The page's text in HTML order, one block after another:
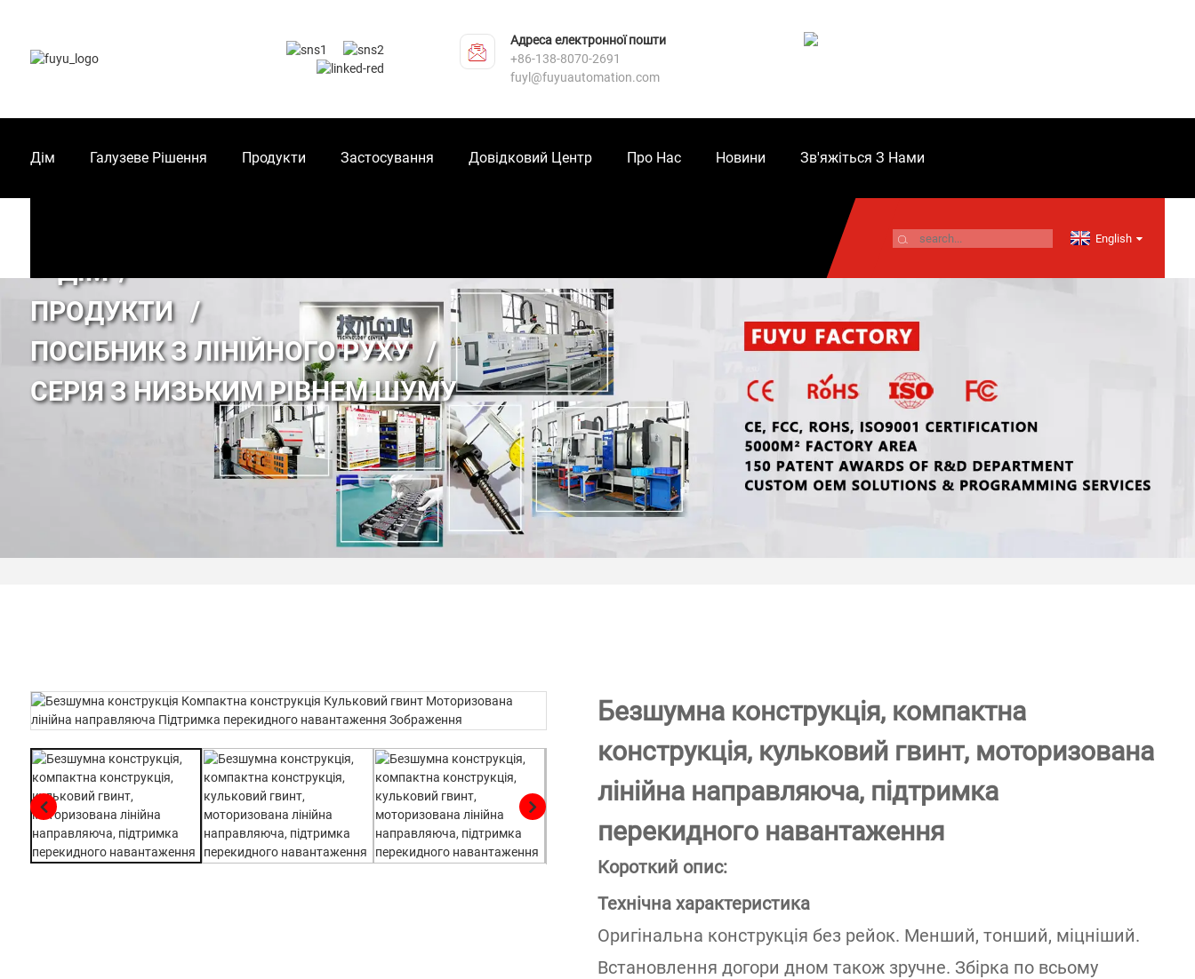
Адреса електронної пошти
+86-138-8070-2691
fuyl@fuyuautomation.com
Дім Галузеве Рішення Продукти Застосування Довідковий Центр Про Нас Новини Зв'яжіться З Нами
English
ДІМ
ПРОДУКТИ
ПОСІБНИК З ЛІНІЙНОГО РУХУ
СЕРІЯ З НИЗЬКИМ РІВНЕМ ШУМУ
Безшумна конструкція, компактна
конструкція, кульковий гвинт, моторизована
лінійна направляюча, підтримка
перекидного навантаження
Короткий опис:
Технічна характеристика
Оригінальна конструкція без рейок. Менший, тонший, міцніший.
Встановлення догори дном також зручне. Збірка по всьому